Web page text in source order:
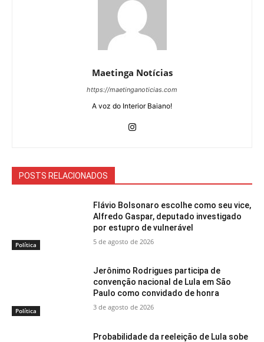
Maetinga Notícias
https://maetinganoticias.com
A voz do Interior Baiano!
POSTS RELACIONADOS
Política
Flávio Bolsonaro escolhe como seu vice,
Alfredo Gaspar, deputado investigado
por estupro de vulnerável
5 de agosto de 2026
Política
Jerônimo Rodrigues participa de
convenção nacional de Lula em São
Paulo como convidado de honra
3 de agosto de 2026
Probabilidade da reeleição de Lula sobe